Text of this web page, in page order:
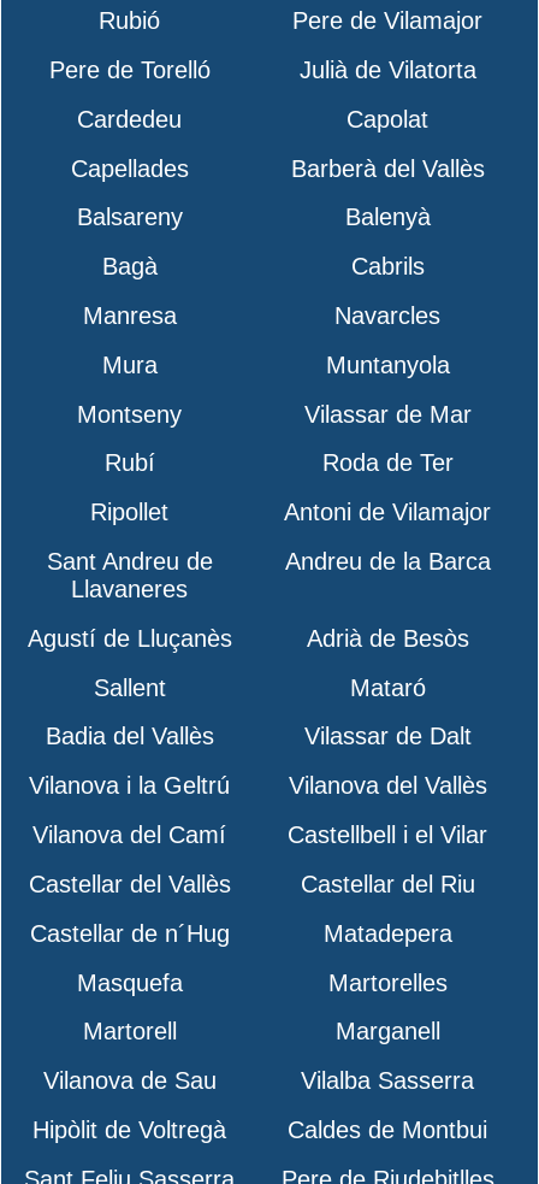
Rubió
Pere de Vilamajor
Pere de Torelló
Julià de Vilatorta
Cardedeu
Capolat
Capellades
Barberà del Vallès
Balsareny
Balenyà
Bagà
Cabrils
Manresa
Navarcles
Mura
Muntanyola
Montseny
Vilassar de Mar
Rubí
Roda de Ter
Ripollet
Antoni de Vilamajor
Sant Andreu de
Llavaneres
Andreu de la Barca
Agustí de Lluçanès
Adrià de Besòs
Sallent
Mataró
Badia del Vallès
Vilassar de Dalt
Vilanova i la Geltrú
Vilanova del Vallès
Vilanova del Camí
Castellbell i el Vilar
Castellar del Vallès
Castellar del Riu
Castellar de n´Hug
Matadepera
Masquefa
Martorelles
Martorell
Marganell
Vilanova de Sau
Vilalba Sasserra
Hipòlit de Voltregà
Caldes de Montbui